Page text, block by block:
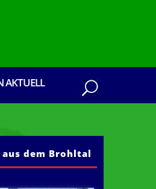
AKTUELL
dem Brohltal